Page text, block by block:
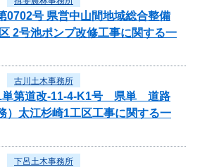
0702号 県営中山間地域総合整備
2号池ポンプ改修工事に関する一
古川土木事務所
1単第道改-11-4-K1号 県単 道路
）太江杉崎1工区工事に関する一
下呂土木事務所